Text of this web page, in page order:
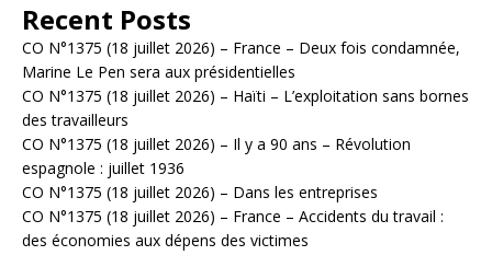
Recent Posts
CO N°1375 (18 juillet 2026) – France – Deux fois condamnée,
Marine Le Pen sera aux présidentielles
CO N°1375 (18 juillet 2026) – Haïti – L’exploitation sans bornes
des travailleurs
CO N°1375 (18 juillet 2026) – Il y a 90 ans – Révolution
espagnole : juillet 1936
CO N°1375 (18 juillet 2026) – Dans les entreprises
CO N°1375 (18 juillet 2026) – France – Accidents du travail :
des économies aux dépens des victimes